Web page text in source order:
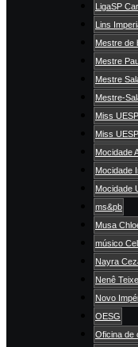
LigaSP
Lins
Mestre de
Mestre
Mestre
Mestre-
Miss UESP
Miss
Mocidade
Mocidade
Mocidade
ms&pb
Musa
músico
Nayra
Nenê
Novo
OESG
Oficina de